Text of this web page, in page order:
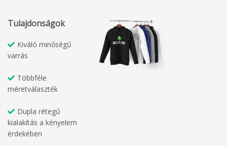
Tulajdonságok
Kiváló minőségű
varrás
Többféle
méretválaszték
Dupla rétegű
kialakítás a kényelem
érdekében